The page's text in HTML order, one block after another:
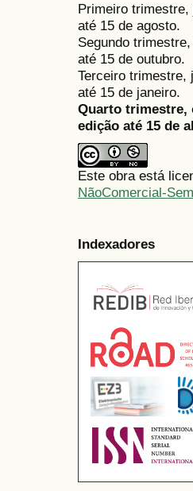
Primeiro
até 15 de agosto.
Segundo
até 15 de outubro.
Terceiro trimestre,
até 15 de janeiro.
Quarto trimestre,
edição até 15 de
Este obra está
NãoComercial-
Indexadores